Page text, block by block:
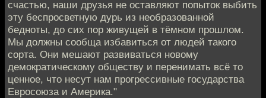
счастью, наши друзья не оставляют попыток выбить
эту беспросветную дурь из необразованной
бедноты, до сих пор живущей в тёмном прошлом.
Мы должны сообща избавиться от людей такого
сорта. Они мешают развиваться новому
демократическому обществу и перенимать всё то
ценное, что несут нам прогрессивные государства
Евросоюза и Америка."